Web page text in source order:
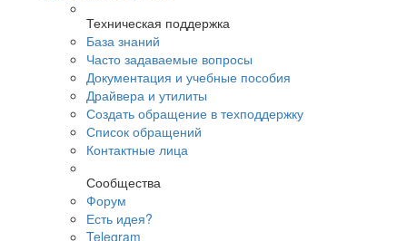
Техническая поддержка
База знаний
Часто задаваемые вопросы
Документация и учебные пособия
Драйвера и утилиты
Создать обращение в техподдержку
Список обращений
Контактные лица
Сообщества
Форум
Есть идея?
Telegram